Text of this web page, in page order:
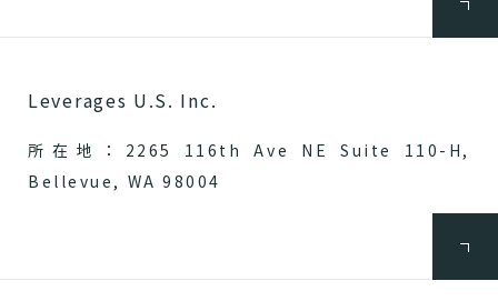
Leverages U.S. Inc.
所在地：2265 116th Ave NE Suite 110-H,
Bellevue, WA 98004